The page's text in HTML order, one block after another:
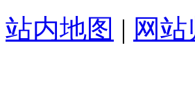
站内地图 | 网